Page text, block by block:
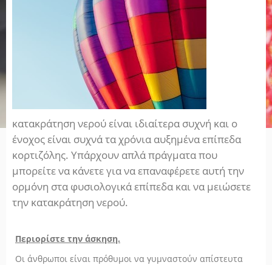
κατακράτηση νερού είναι ιδιαίτερα συχνή και ο
ένοχος είναι συχνά τα χρόνια αυξημένα επίπεδα
κορτιζόλης. Υπάρχουν απλά πράγματα που
μπορείτε να κάνετε για να επαναφέρετε αυτή την
ορμόνη στα φυσιολογικά επίπεδα και να μειώσετε
την κατακράτηση νερού.
Περιορίστε την άσκηση.
Οι άνθρωποι είναι πρόθυμοι να γυμναστούν απίστευτα